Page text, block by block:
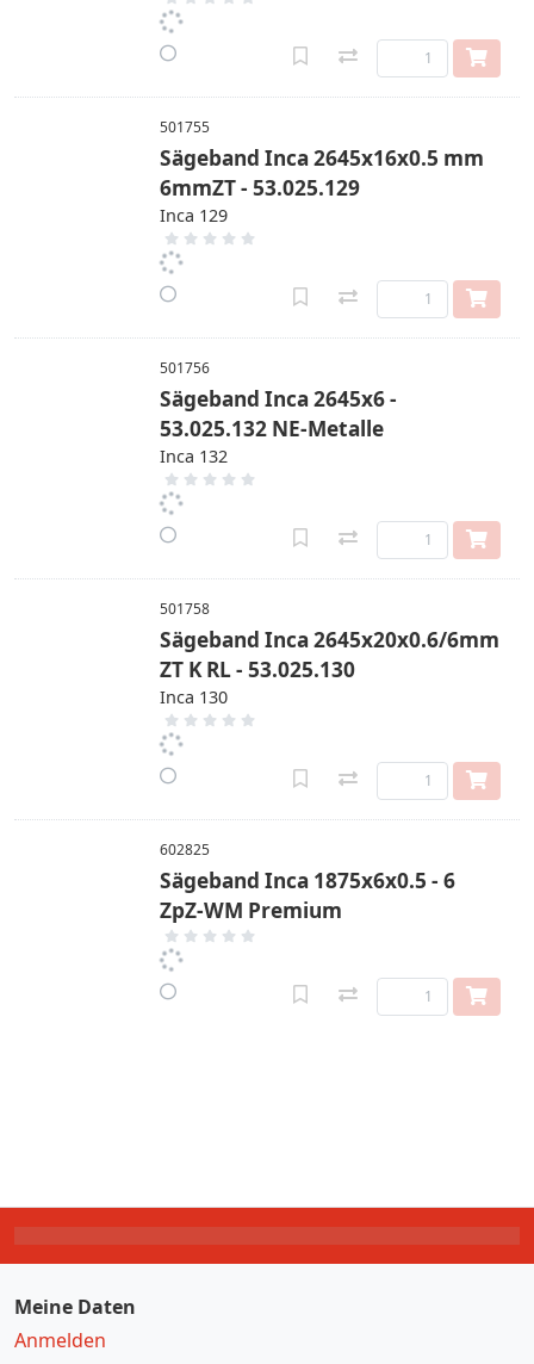
501755
Sägeband Inca 2645x16x0.5 mm
6mmZT - 53.025.129
Inca 129
501756
Sägeband Inca 2645x6 -
53.025.132 NE-Metalle
Inca 132
501758
Sägeband Inca 2645x20x0.6/6mm
ZT K RL - 53.025.130
Inca 130
602825
Sägeband Inca 1875x6x0.5 - 6
ZpZ-WM Premium
Meine Daten
Anmelden